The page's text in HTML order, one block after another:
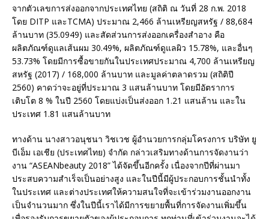
จากตัวเลขการส่งออกจากประเทศไทย (สถิติ ณ วันที่ 28 ก.พ. 2018
โดย DITP และTCMA) ประมาณ 2,466 ล้านเหรียญสหรัฐ / 88,684
ล้านบาท (35.0949) และสัดส่วนการส่งออกเครื่องสำอาง คือ
ผลิตภัณฑ์ดูแลเส้นผม 30.49%, ผลิตภัณฑ์ดูแลผิว 15.78%, และอื่นๆ
53.73% โดยมีการซื้อขายกันในประเทศประมาณ 4,700 ล้านเหรียญ
สหรัฐ (2017) / 168,000 ล้านบาท และมูลค่าตลาดรวม (สถิติปี
2560) คาดว่าจะอยู่ที่ประมาณ 3 แสนล้านบาท โดยมีอัตราการ
เติบโต 8 % ในปี 2560 โดยแบ่งเป็นส่งออก 1.21 แสนล้าน และใน
ประเทศ 1.81 แสนล้านบาท
ทางด้าน นางสาวอนุชนา วิชเวช ผู้อำนวยการกลุ่มโครงการ บริษัท ยู
บีเอ็ม เอเชีย (ประเทศไทย) จำกัด กล่าวเสริมทางด้านการจัดงานว่า
งาน “ASEANbeauty 2018” ได้จัดขึ้นอีกครั้ง เนื่องจากปีที่ผ่านมา
ประสบความสำเร็จเป็นอย่างสูง และในปีนี้มีผู้ประกอบการชั้นนำทั้ง
ในประเทศ และต่างประเทศให้ความสนใจที่จะเข้าร่วมงานออกงาน
เป็นจำนวนมาก ซึ่งในปีนี้เราได้มีการขยายพื้นที่การจัดงานเพิ่มขึ้น